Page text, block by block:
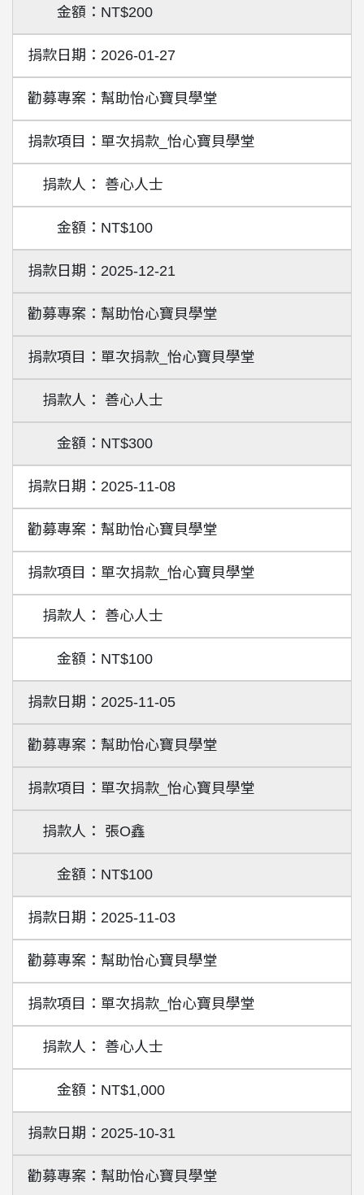
NT$200
2026-01-27
幫助怡心寶貝學堂
單次捐款_怡心寶貝學堂
善心人士
NT$100
2025-12-21
幫助怡心寶貝學堂
單次捐款_怡心寶貝學堂
善心人士
NT$300
2025-11-08
幫助怡心寶貝學堂
單次捐款_怡心寶貝學堂
善心人士
NT$100
2025-11-05
幫助怡心寶貝學堂
單次捐款_怡心寶貝學堂
張O鑫
NT$100
2025-11-03
幫助怡心寶貝學堂
單次捐款_怡心寶貝學堂
善心人士
NT$1,000
2025-10-31
幫助怡心寶貝學堂